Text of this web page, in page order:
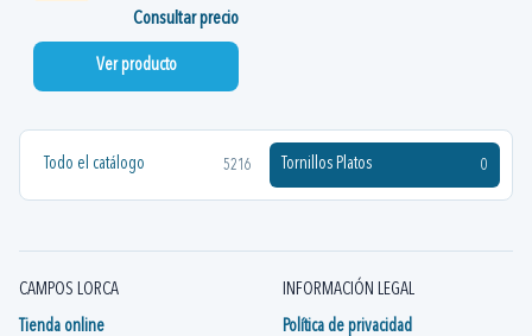
Todo el catálogo 5216 Tornillos Platos 0
Consultar precio
Ver producto
CAMPOS LORCA
Tienda online
INFORMACIÓN LEGAL
Política de privacidad